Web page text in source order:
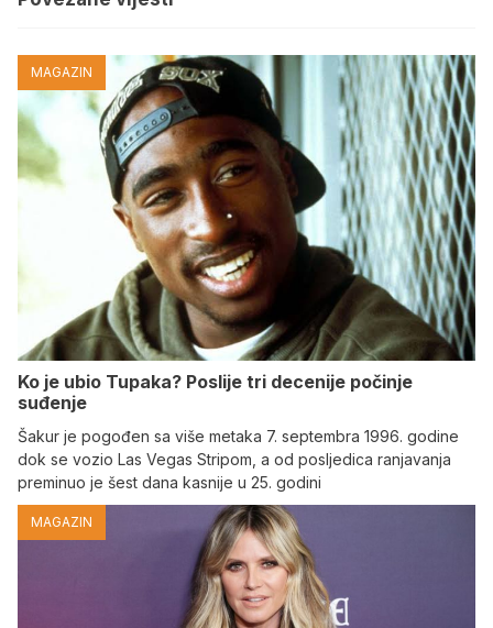
MAGAZIN
Ko je ubio Tupaka? Poslije tri decenije počinje
suđenje
Šakur je pogođen sa više metaka 7. septembra 1996. godine
dok se vozio Las Vegas Stripom, a od posljedica ranjavanja
preminuo je šest dana kasnije u 25. godini
MAGAZIN